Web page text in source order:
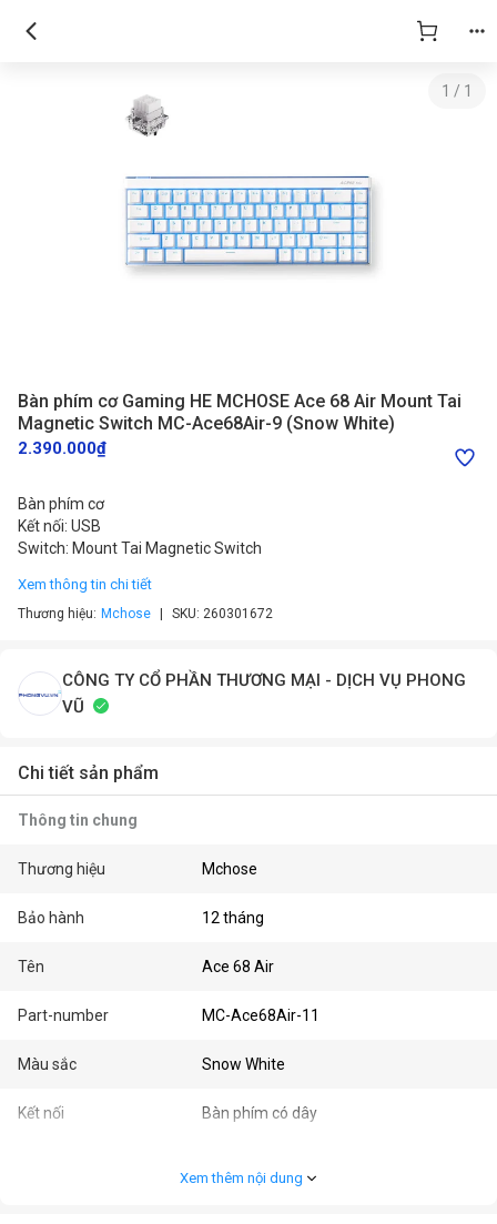
1 / 1
Bàn phím cơ Gaming HE MCHOSE Ace 68 Air Mount Tai
Magnetic Switch MC-Ace68Air-9 (Snow White)
2.390.000₫
Bàn phím cơ
Kết nối: USB
Switch: Mount Tai Magnetic Switch
Xem thông tin chi tiết
Thương hiệu: Mchose SKU: 260301672
CÔNG TY CỔ PHẦN THƯƠNG MẠI - DỊCH VỤ PHONG
VŨ
Chi tiết sản phẩm
Thông tin chung
Thương hiệu Mchose
Bảo hành 12 tháng
Tên Ace 68 Air
Part-number MC-Ace68Air-11
Màu sắc Snow White
Kết nối Bàn phím có dây
Xem thêm nội dung